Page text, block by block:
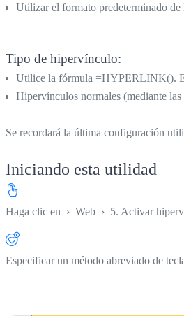
Utilizar el formato predeterminado
Tipo de hipervínculo:
Utilice la fórmula =HYPERLINK().
Hipervínculos normales (mediante
Se recordará la última configuración
Iniciando esta utilidad
Haga clic en › Web › 5. Activar
Especificar un método abreviado de